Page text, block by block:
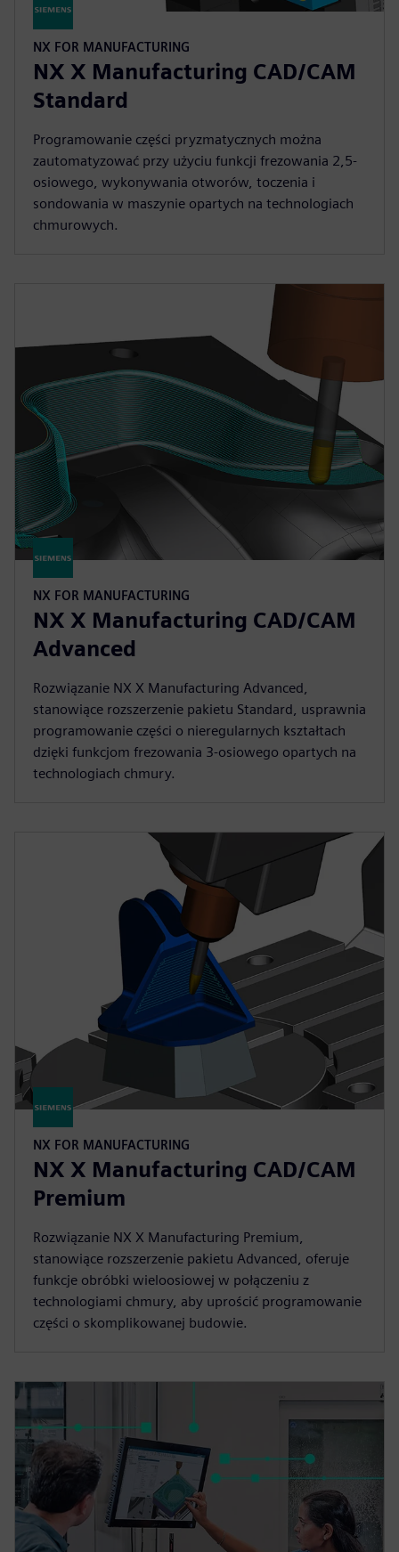
NX FOR MANUFACTURING
NX X Manufacturing CAD/CAM
Standard
Programowanie części pryzmatycznych można
zautomatyzować przy użyciu funkcji frezowania 2,5-
osiowego, wykonywania otworów, toczenia i
sondowania w maszynie opartych na technologiach
chmurowych.
NX FOR MANUFACTURING
NX X Manufacturing CAD/CAM
Advanced
Rozwiązanie NX X Manufacturing Advanced,
stanowiące rozszerzenie pakietu Standard, usprawnia
programowanie części o nieregularnych kształtach
dzięki funkcjom frezowania 3-osiowego opartych na
technologiach chmury.
NX FOR MANUFACTURING
NX X Manufacturing CAD/CAM
Premium
Rozwiązanie NX X Manufacturing Premium,
stanowiące rozszerzenie pakietu Advanced, oferuje
funkcje obróbki wieloosiowej w połączeniu z
technologiami chmury, aby uprościć programowanie
części o skomplikowanej budowie.